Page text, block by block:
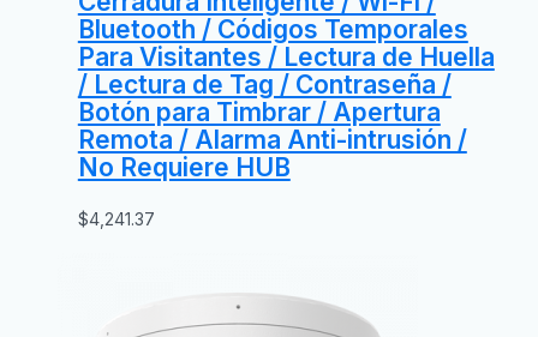
Bluetooth / Códigos Temporales
Para Visitantes / Lectura de Huella
/ Lectura de Tag / Contraseña /
Botón para Timbrar / Apertura
Remota / Alarma Anti-intrusión /
No Requiere HUB
$4,241.37